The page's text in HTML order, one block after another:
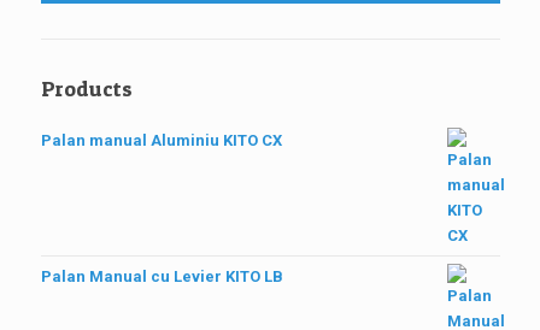
Products
Palan manual Aluminiu KITO CX
Palan Manual cu Levier KITO LB